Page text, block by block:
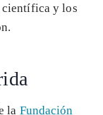
científica y los
la Fundación